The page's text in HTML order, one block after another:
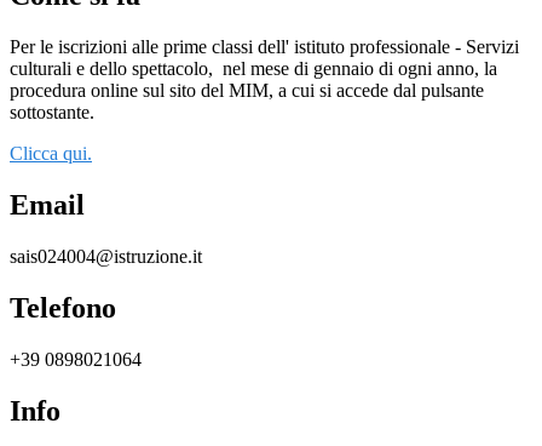
Per le iscrizioni alle prime classi dell' istituto professionale - Servizi
culturali e dello spettacolo, nel mese di gennaio di ogni anno, la
procedura online sul sito del MIM, a cui si accede dal pulsante
sottostante.
Clicca qui.
Email
sais024004@istruzione.it
Telefono
+39 0898021064
Info